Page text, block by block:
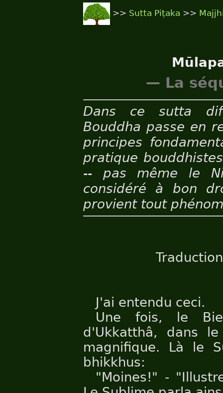
>> Sutta Piṭaka >>
— La
Dans ce sutta
Bouddha passe en
principes
pratique
-- pas même le
considéré à bon
provient tout
J'ai entendu ceci.
Une fois, le
d'Ukkatthâ, dans
magnifique. Là le
bhikkhus:
"Moines!" -